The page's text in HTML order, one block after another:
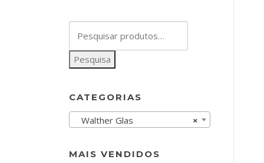
por:
Pesquisa
CATEGORIAS
×
Walther Glas
MAIS VENDIDOS